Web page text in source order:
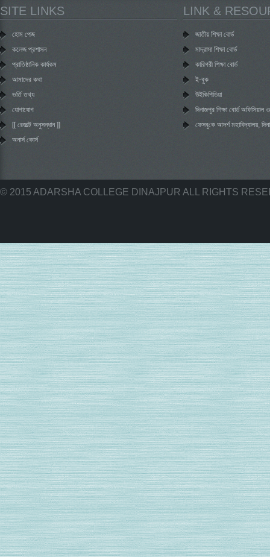
SITE LINKS
হোম পেজ
কলেজ প্রশাসন
প্রাতিষ্ঠানিক কার্যকম
আমাদের কথা
ভর্তি তথ্য
যোগাযোগ
[[ রেজাল্ট অনুসন্ধান ]]
অনার্স কোর্স
LINK &
জাতীয় শিক্ষা বোর্ড
মাদ্রাসা শিক্ষা বোর্ড
কারিগরী শিক্ষা বোর্ড
ই-বুক
উইকিপিডিয়া
দিনাজপুর শিক্ষা বোর্ড অফিসিয়াল
‌ফেসবু‌কে আদর্শ মহা‌বিদ্যালয়,
© 2015 ADARSHA COLLEGE DINAJPUR ALL RIGHTS